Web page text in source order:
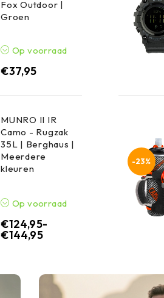
Fox Outdoor |
Groen
Op voorraad
€37,95
MUNRO II IR
Camo - Rugzak
35L | Berghaus |
Meerdere
kleuren
Op voorraad
€124,95-
€144,95
-23%